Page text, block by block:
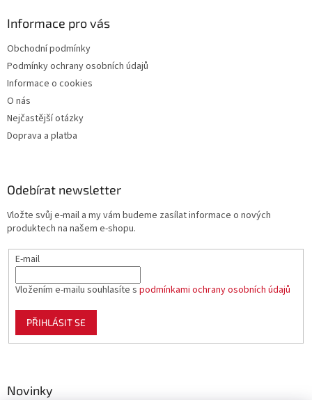
Informace pro vás
Obchodní podmínky
Podmínky ochrany osobních údajů
Informace o cookies
O nás
Nejčastější otázky
Doprava a platba
Odebírat newsletter
Vložte svůj e-mail a my vám budeme zasílat informace o nových
produktech na našem e-shopu.
E-mail
Vložením e-mailu souhlasíte s podmínkami ochrany osobních údajů
PŘIHLÁSIT SE
Novinky